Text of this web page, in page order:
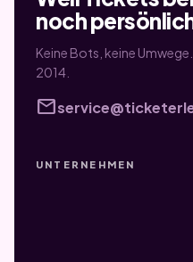
noch
Keine Bots, keine
2014.
mail
UNTERNEHMEN